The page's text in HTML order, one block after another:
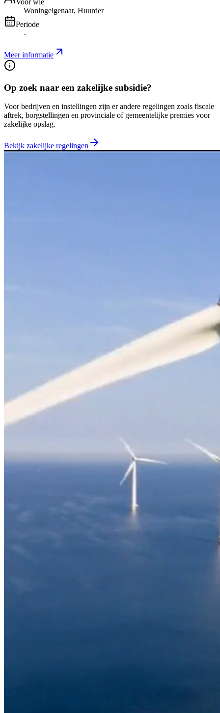
Voor wie
Woningeigenaar, Huurder
Periode
-
Meer informatie
Op zoek naar een zakelijke subsidie?
Voor bedrijven en instellingen zijn er andere regelingen zoals fiscale
aftrek, borgstellingen en provinciale of gemeentelijke premies voor
zakelijke opslag.
Bekijk zakelijke regelingen